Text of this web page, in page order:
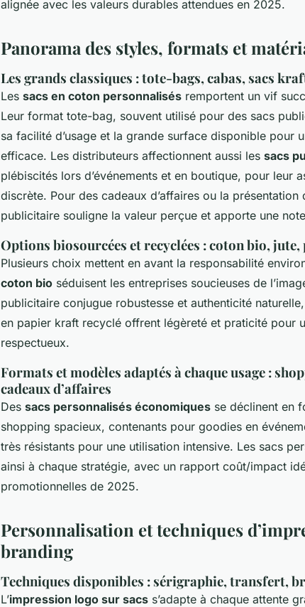
alignée avec les valeurs durables attendues en 2025.
Panorama des styles, formats et
Les grands classiques : tote-bags, cabas, sacs
Les sacs en coton personnalisés remportent un vif
Leur format tote-bag, souvent utilisé pour des sacs
sa facilité d’usage et la grande surface disponible pour
efficace. Les distributeurs affectionnent aussi les sacs
plébiscités lors d’événements et en boutique, pour leur
discrète. Pour des cadeaux d’affaires ou la
publicitaire souligne la valeur perçue et apporte une
Options biosourcées et recyclées : coton bio,
Plusieurs choix mettent en avant la responsabilité
coton bio séduisent les entreprises soucieuses de
publicitaire conjugue robustesse et authenticité
en papier kraft recyclé offrent légèreté et praticité pour
respectueux.
Formats et modèles adaptés à chaque usage :
cadeaux d’affaires
Des sacs personnalisés économiques se déclinent en
shopping spacieux, contenants pour goodies en
très résistants pour une utilisation intensive. Les sacs
ainsi à chaque stratégie, avec un rapport coût/impact
promotionnelles de 2025.
Personnalisation et techniques
branding
Techniques disponibles : sérigraphie, transfert,
L’impression logo sur sacs s’adapte à chaque attente